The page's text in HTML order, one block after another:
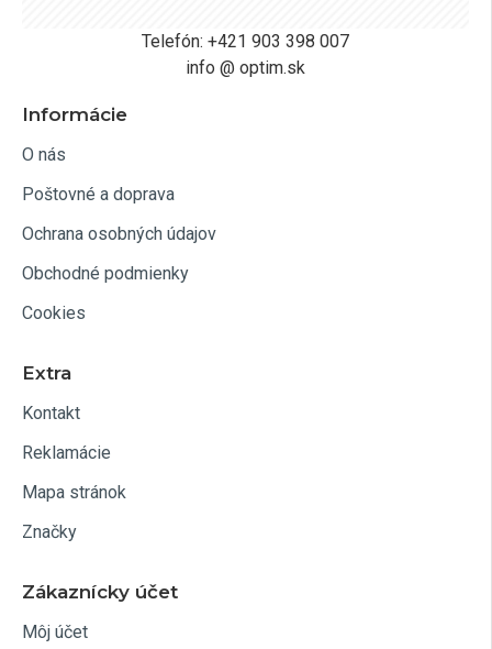
Telefón: +421 903 398 007
info @ optim.sk
Informácie
O nás
Poštovné a doprava
Ochrana osobných údajov
Obchodné podmienky
Cookies
Extra
Kontakt
Reklamácie
Mapa stránok
Značky
Zákaznícky účet
Môj účet